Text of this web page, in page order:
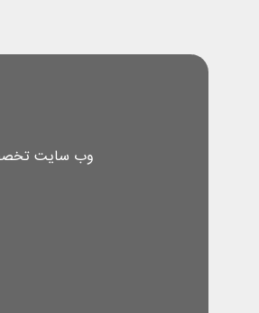
وب سایت